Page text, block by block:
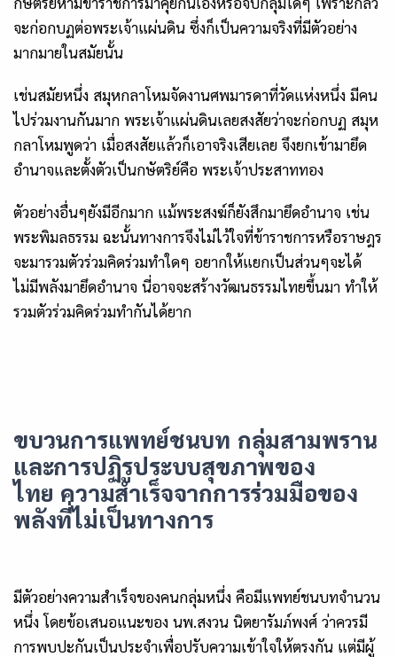
จะก่อกบฏต่อพระเจ้าแผ่นดิน ซึ่งก็เป็นความจริงที่มีตัวอย่าง
มากมายในสมัยนั้น
เช่นสมัยหนึ่ง สมุหกลาโหมจัดงานศพมารดาที่วัดแห่งหนึ่ง มีคน
ไปร่วมงานกันมาก พระเจ้าแผ่นดินเลยสงสัยว่าจะก่อกบฏ สมุห
กลาโหมพูดว่า เมื่อสงสัยแล้วก็เอาจริงเสียเลย จึงยกเข้ามายึด
อำนาจและตั้งตัวเป็นกษัตริย์คือ พระเจ้าประสาททอง
ตัวอย่างอื่นๆยังมีอีกมาก แม้พระสงฆ์ก็ยังสึกมายึดอำนาจ เช่น
พระพิมลธรรม ฉะนั้นทางการจึงไม่ไว้ใจที่ข้าราชการหรือราษฎร
จะมารวมตัวร่วมคิดร่วมทำใดๆ อยากให้แยกเป็นส่วนๆจะได้
ไม่มีพลังมายึดอำนาจ นี่อาจจะสร้างวัฒนธรรมไทยขึ้นมา ทำให้
รวมตัวร่วมคิดร่วมทำกันได้ยาก
ขบวนการแพทย์ชนบท กลุ่มสามพราน
และการปฏิรูประบบสุขภาพของ
ไทย ความสำเร็จจากการร่วมมือของ
พลังที่ไม่เป็นทางการ
มีตัวอย่างความสำเร็จของคนกลุ่มหนึ่ง คือมีแพทย์ชนบทจำนวน
หนึ่ง โดยข้อเสนอแนะของ นพ.สงวน นิตยารัมภ์พงศ์ ว่าควรมี
การพบปะกันเป็นประจำเพื่อปรับความเข้าใจให้ตรงกัน แต่มีผู้